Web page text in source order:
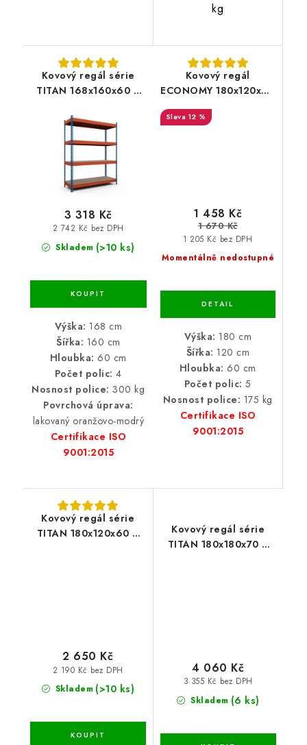
kg
Kovový regál série
TITAN 168x160x60 4
Skladem (>10 ks)
2 742 Kč bez DPH
3 318 Kč
Výška: 168 cm
Šířka: 160 cm
Hloubka: 60 cm
Počet polic: 4
Nosnost police: 300 kg
Povrchová úprava:
lakovaný oranžovo-modrý
Certifikace ISO
9001:2015
Kovový regál
ECONOMY 180x120x60
5 polic - pozinkovaný
12 %
Momentálně nedostupné
1 205 Kč bez DPH
1 458 Kč
1 670 Kč
Výška: 180 cm
Šířka: 120 cm
Hloubka: 60 cm
Počet polic: 5
Nosnost police: 175 kg
Certifikace ISO
9001:2015
Kovový regál série
TITAN 180x120x60 4
Skladem (>10 ks)
2 190 Kč bez DPH
2 650 Kč
Kovový regál série
TITAN 180x180x70 4
Skladem (6 ks)
3 355 Kč bez DPH
4 060 Kč